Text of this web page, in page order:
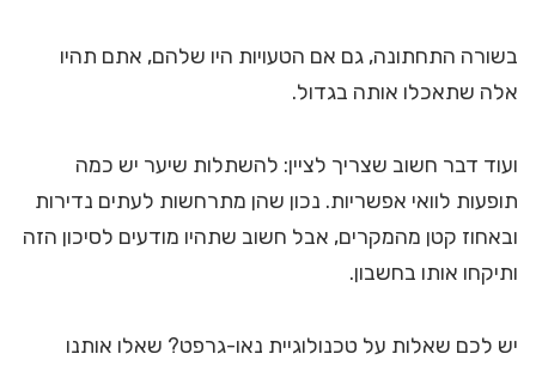
בשורה התחתונה, גם אם הטעויות היו שלהם, אתם תהיו
אלה שתאכלו אותה בגדול.
ועוד דבר חשוב שצריך לציין: להשתלות שיער יש כמה
תופעות לוואי אפשריות. נכון שהן מתרחשות לעתים נדירות
ובאחוז קטן מהמקרים, אבל חשוב שתהיו מודעים לסיכון הזה
ותיקחו אותו בחשבון.
יש לכם שאלות על טכנולוגיית נאו-גרפט? שאלו אותנו